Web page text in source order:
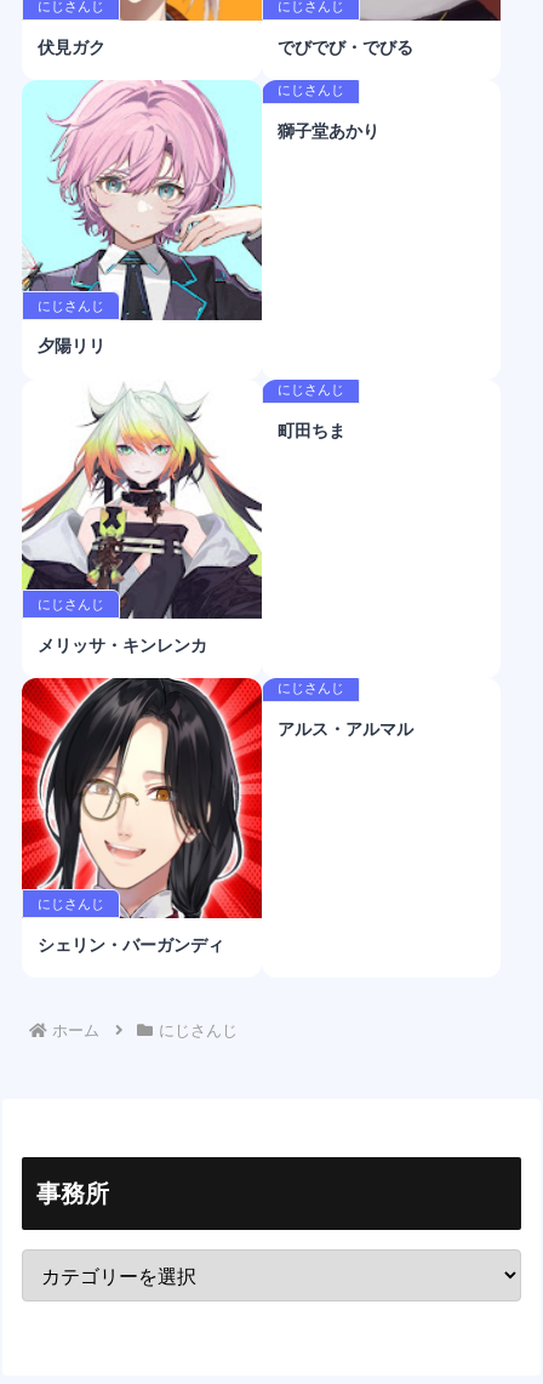
にじさんじ
伏見ガク
にじさんじ
でびでび・でびる
にじさんじ
夕陽リリ
にじさんじ
獅子堂あかり
にじさんじ
メリッサ・キンレンカ
にじさんじ
町田ちま
にじさんじ
シェリン・バーガンディ
にじさんじ
アルス・アルマル
ホーム にじさんじ
事務所